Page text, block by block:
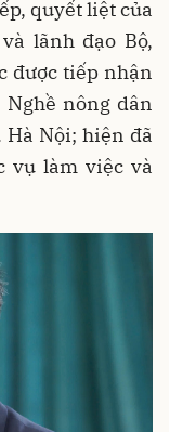
quyết liệt của
lãnh đạo Bộ,
được tiếp nhận
nông dân
Hà Nội; hiện đã
vụ làm việc và